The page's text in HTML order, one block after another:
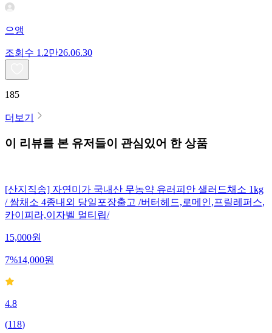
으앵
조회수 1.2만26.06.30
185
더보기
이 리뷰를 본 유저들이 관심있어 한 상품
[산지직송] 자연미가 국내산 무농약 유러피안 샐러드채소 1kg
/ 쌈채소 4종내외 당일포장출고 /버터헤드,로메인,프릴레퍼스,
카이피라,이자벨 멀티립/
15,000원
7%14,000원
4.8
(118)